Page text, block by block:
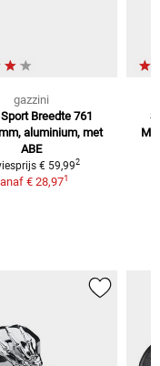
gazzini
Breedte 761
aluminium, met
ABE
€ 59,992
€ 28,971